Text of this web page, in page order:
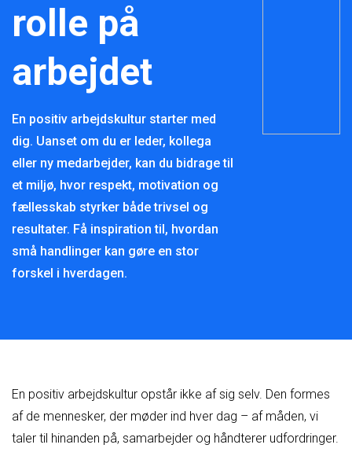
rolle på
arbejdet
En positiv arbejdskultur starter med
dig. Uanset om du er leder, kollega
eller ny medarbejder, kan du bidrage til
et miljø, hvor respekt, motivation og
fællesskab styrker både trivsel og
resultater. Få inspiration til, hvordan
små handlinger kan gøre en stor
forskel i hverdagen.
En positiv arbejdskultur opstår ikke af sig selv. Den formes
af de mennesker, der møder ind hver dag – af måden, vi
taler til hinanden på, samarbejder og håndterer udfordringer.